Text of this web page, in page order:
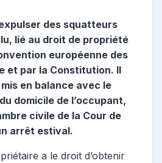
des squatteurs
lié au droit de propriété
européenne des
et par la Constitution. Il
en balance avec le
domicile de l’occupant,
civile de la Cour de
arrêt estival.
a le droit d’obtenir